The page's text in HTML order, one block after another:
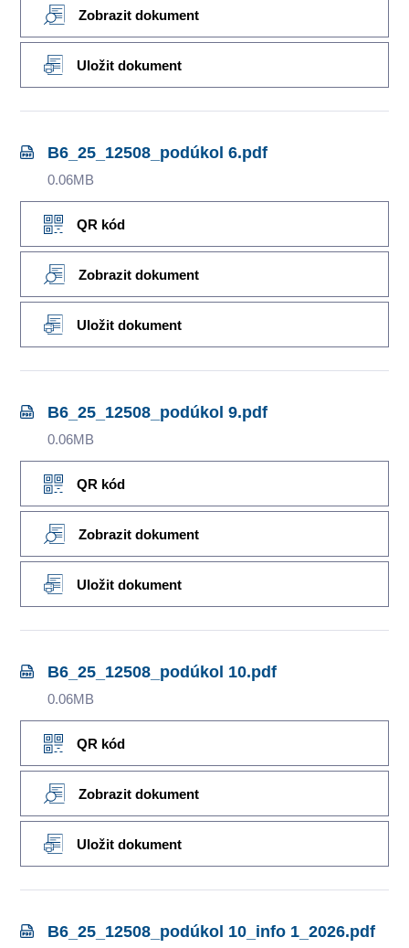
Zobrazit dokument
Uložit dokument
B6_25_12508_podúkol 6.pdf
0.06MB
QR kód
Zobrazit dokument
Uložit dokument
B6_25_12508_podúkol 9.pdf
0.06MB
QR kód
Zobrazit dokument
Uložit dokument
B6_25_12508_podúkol 10.pdf
0.06MB
QR kód
Zobrazit dokument
Uložit dokument
B6_25_12508_podúkol 10_info 1_2026.pdf